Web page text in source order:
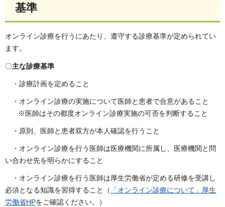
基準
オンライン診療を行うにあたり、遵守する診療基準が定められてい
ます。
〇主な診療基準
・診療計画を定めること
・オンライン診療の実施について医師と患者で合意があること
※医師はその都度オンライン診療実施の可否を判断すること
・原則、医師と患者双方が本人確認を行うこと
・オンライン診療を行う医師は医療機関に所属し、医療機関と問
い合わせ先を明らかにすること
・オンライン診療を行う医師は厚生労働省が定める研修を受講し
必須となる知識を習得すること（
「オンライン診療について」厚生
労働省HPをご確認ください。）